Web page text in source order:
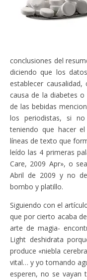
conclusiones del
diciendo que los
establecer
causa de la diabetes
de las bebidas
los periodistas, si
teniendo que hacer
líneas de texto que
leído las 4 primeras
Care, 2009 Apr», o
Abril de 2009 y no
bombo y platillo.
Siguiendo con el
que por cierto acaba
arte de magia-
Light deshidrata
produce «niebla
vital… y yo tomando
esperen, no se vayan